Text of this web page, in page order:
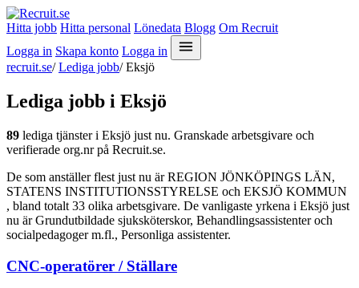
Hitta jobb Hitta personal Lönedata Blogg Om Recruit
Logga in Skapa konto Logga in
recruit.se/ Lediga jobb/ Eksjö
Lediga jobb i Eksjö
89 lediga tjänster i Eksjö just nu. Granskade arbetsgivare och
verifierade org.nr på Recruit.se.
De som anställer flest just nu är REGION JÖNKÖPINGS LÄN,
STATENS INSTITUTIONSSTYRELSE och EKSJÖ KOMMUN
, bland totalt 33 olika arbetsgivare. De vanligaste yrkena i Eksjö just
nu är Grundutbildade sjuksköterskor, Behandlingsassistenter och
socialpedagoger m.fl., Personliga assistenter.
CNC-operatörer / Ställare